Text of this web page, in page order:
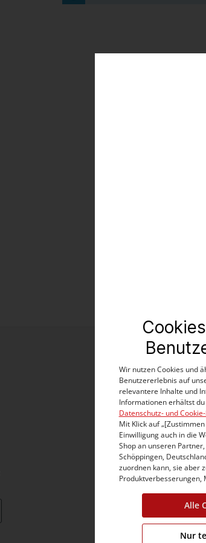
Wir nutzen Cookies und
Benutzererlebnis auf
relevantere Inhalte und
Informationen erhältst
Datenschutz- und
Mit Klick auf
Einwilligung auch in die
Shop an unseren
Schöppingen,
zuordnen kann, sie aber
Alle
Nur